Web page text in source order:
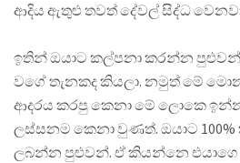
ආදිය ඇතුළු තවත් දේවල් සිද්ධ
ඉතින් ඔයාට කල්පනා කරන්න
වගේ තැනකද කියලා. නමුත් මේ
ආදරය කරපු කෙනා මේ ලොකෙ
ලස්සනම කෙනා වුණත්. ඔයාට
ලබන්න පුළුවන්. ඒ කියන්නෙ